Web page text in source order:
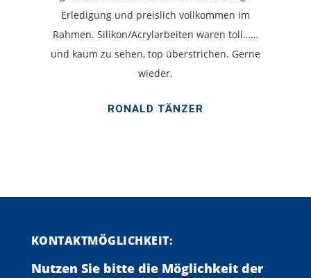
Erledigung und preislich vollkommen im
Rahmen. Silikon/Acrylarbeiten waren toll……
und kaum zu sehen, top überstrichen. Gerne
wieder.
RONALD TÄNZER
KONTAKTMÖGLICHKEIT:
Nutzen Sie bitte die Möglichkeit der